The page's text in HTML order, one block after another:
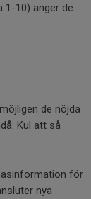
1-10) anger de
de nöjda
Kul att så
för
nya